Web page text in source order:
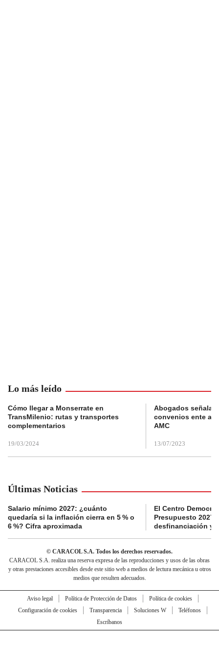
Lo más leído
Cómo llegar a Monserrate en
TransMilenio: rutas y transportes
complementarios
19/03/2024
Abogados
convenios ente
AMC
13/07/2023
Últimas Noticias
Salario mínimo 2027: ¿cuánto
quedaría si la inflación cierra en 5 % o
6 %? Cifra aproximada
El Centro
Presupuesto 2027
desfinanciación y
© CARACOL S.A. Todos los derechos reservados.
CARACOL S.A. realiza una reserva expresa de las reproducciones y usos de las obras
y otras prestaciones accesibles desde este sitio web a medios de lectura mecánica u otros
medios que resulten adecuados.
Aviso legal Política de Protección de Datos
Política de cookies
Configuración de cookies
Transparencia Soluciones W
Teléfonos
Escríbanos